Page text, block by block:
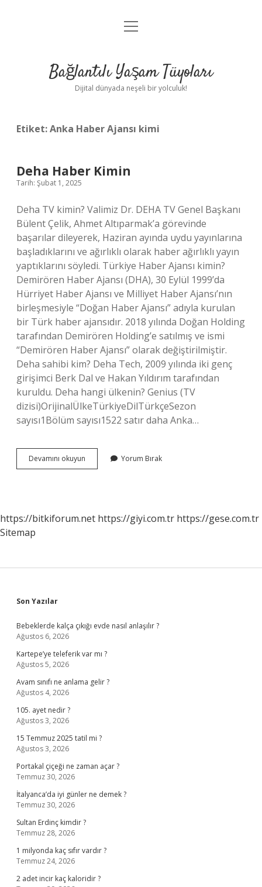
Anasayfa
Yasal Uyarı
menüyü
Bağlantılı Yaşam Tüyoları
Dijital dünyada neşeli bir yolculuk!
Etiket:Anka Haber Ajansı kimi
Deha Haber Kimin
Tarih: Şubat 1, 2025
Deha TV kimin? Valimiz Dr. DEHA TV Genel Başkanı
Bülent Çelik, Ahmet Altıparmak’a görevinde
başarılar dileyerek, Haziran ayında uydu yayınlarına
başladıklarını ve ağırlıklı olarak haber ağırlıklı yayın
yaptıklarını söyledi. Türkiye Haber Ajansı kimin?
Demirören Haber Ajansı (DHA), 30 Eylül 1999’da
Hürriyet Haber Ajansı ve Milliyet Haber Ajansı’nın
birleşmesiyle “Doğan Haber Ajansı” adıyla kurulan
bir Türk haber ajansıdır. 2018 yılında Doğan Holding
tarafından Demirören Holding’e satılmış ve ismi
“Demirören Haber Ajansı” olarak değiştirilmiştir.
Deha sahibi kim? Deha Tech, 2009 yılında iki genç
girişimci Berk Dal ve Hakan Yıldırım tarafından
kuruldu. Deha hangi ülkenin? Genius (TV
dizisi)OrijinalÜlkeTürkiyeDilTürkçeSezon
sayısı1Bölüm sayısı1522 satır daha Anka…
Devamını okuyun
Haber
Yorum Bırak
https://bitkiforum.net https://giyi.com.tr https://gese.com.tr
Sitemap
Sidebar
Son Yazılar
Bebeklerde kalça çıkığı evde nasıl anlaşılır ?
Ağustos 6, 2026
Kartepe’ye teleferik var mı ?
Ağustos 5, 2026
Avam sınıfı ne anlama gelir ?
Ağustos 4, 2026
105. ayet nedir ?
Ağustos 3, 2026
15 Temmuz 2025 tatil mi ?
Ağustos 3, 2026
Portakal çiçeği ne zaman açar ?
Temmuz 30, 2026
İtalyanca’da iyi günler ne demek ?
Temmuz 30, 2026
Sultan Erdinç kimdir ?
Temmuz 28, 2026
1 milyonda kaç sıfır vardır ?
Temmuz 24, 2026
2 adet incir kaç kaloridir ?